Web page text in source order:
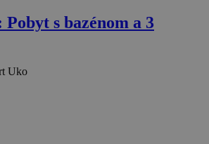
s bazénom a 3
Uko